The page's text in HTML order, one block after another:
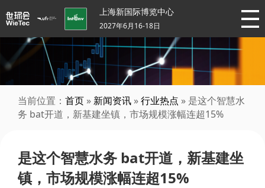
上海新国际博览中心
2027年6月16-18日
当前位置： 首页 » 新闻资讯 »行业热点 » 是这个智慧水
务 bat开道，新基建坐镇，市场规模涨幅连超15%
是这个智慧水务 bat开道，新基建坐
镇，市场规模涨幅连超15%